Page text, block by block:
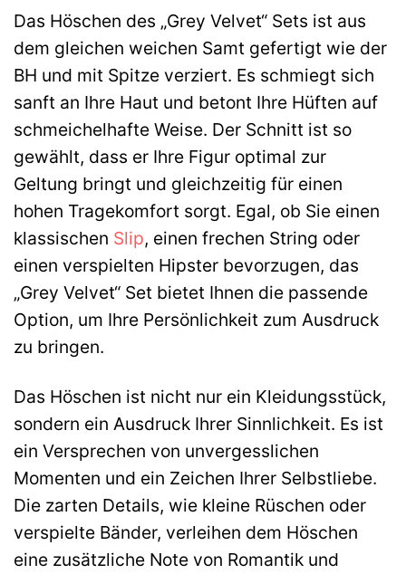
Das Höschen des „Grey Velvet“ Sets ist aus
dem gleichen weichen Samt gefertigt wie der
BH und mit Spitze verziert. Es schmiegt sich
sanft an Ihre Haut und betont Ihre Hüften auf
schmeichelhafte Weise. Der Schnitt ist so
gewählt, dass er Ihre Figur optimal zur
Geltung bringt und gleichzeitig für einen
hohen Tragekomfort sorgt. Egal, ob Sie einen
klassischen Slip, einen frechen String oder
einen verspielten Hipster bevorzugen, das
„Grey Velvet“ Set bietet Ihnen die passende
Option, um Ihre Persönlichkeit zum Ausdruck
zu bringen.
Das Höschen ist nicht nur ein Kleidungsstück,
sondern ein Ausdruck Ihrer Sinnlichkeit. Es ist
ein Versprechen von unvergesslichen
Momenten und ein Zeichen Ihrer Selbstliebe.
Die zarten Details, wie kleine Rüschen oder
verspielte Bänder, verleihen dem Höschen
eine zusätzliche Note von Romantik und